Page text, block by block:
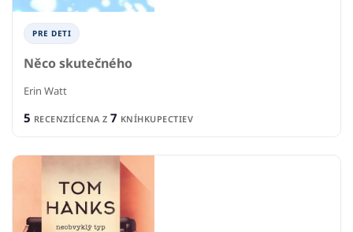
PRE DETI
Něco skutečného
Erin Watt
5 RECENZIÍCENA Z 7 KNÍHKUPECTIEV